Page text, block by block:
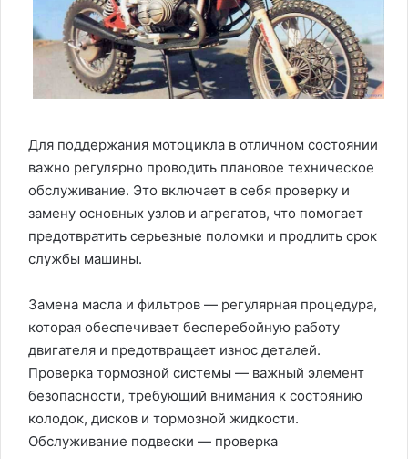
Для поддержания мотоцикла в отличном состоянии
важно регулярно проводить плановое техническое
обслуживание. Это включает в себя проверку и
замену основных узлов и агрегатов, что помогает
предотвратить серьезные поломки и продлить срок
службы машины.
Замена масла и фильтров — регулярная процедура,
которая обеспечивает бесперебойную работу
двигателя и предотвращает износ деталей.
Проверка тормозной системы — важный элемент
безопасности, требующий внимания к состоянию
колодок, дисков и тормозной жидкости.
Обслуживание подвески — проверка